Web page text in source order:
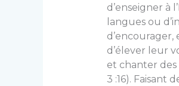
d’enseigner à
langues ou
d’élever leur
et chanter des
3 :16). Faisant